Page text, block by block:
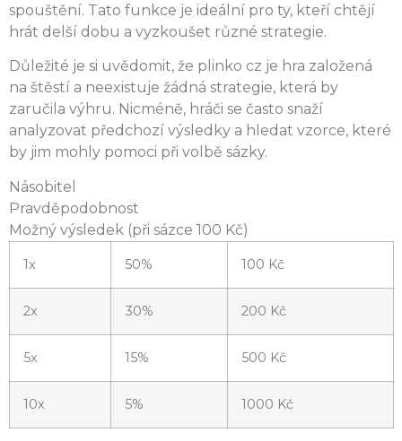
spouštění. Tato funkce je ideální pro ty, kteří chtějí
hrát delší dobu a vyzkoušet různé strategie.
Důležité je si uvědomit, že plinko cz je hra založená
na štěstí a neexistuje žádná strategie, která by
zaručila výhru. Nicméně, hráči se často snaží
analyzovat předchozí výsledky a hledat vzorce, které
by jim mohly pomoci při volbě sázky.
Násobitel
Pravděpodobnost
Možný výsledek (při sázce 100 Kč)
1x 50% 100 Kč
2x 30% 200 Kč
5x 15% 500 Kč
10x 5% 1000 Kč